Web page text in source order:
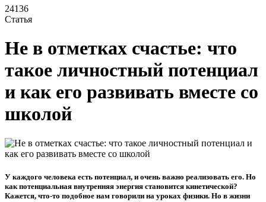
24136
Статья
Не в отметках счастье: что
такое личностный потенциал
и как его развивать вместе со
школой
У каждого человека есть потенциал, и очень важно реализовать его. Но
как потенциальная внутренняя энергия становится кинетической?
Кажется, что-то подобное нам говорили на уроках физики. Но в жизни